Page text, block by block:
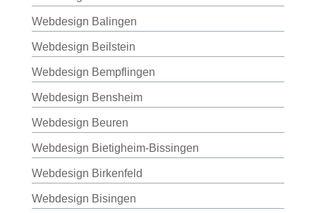
Webdesign Balingen
Webdesign Beilstein
Webdesign Bempflingen
Webdesign Bensheim
Webdesign Beuren
Webdesign Bietigheim-Bissingen
Webdesign Birkenfeld
Webdesign Bisingen